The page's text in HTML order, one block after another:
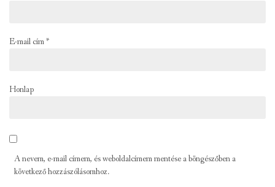
E-mail cím*
Honlap
A nevem, e-mail címem, és weboldalcímem mentése a böngészőben a
következő hozzászólásomhoz.